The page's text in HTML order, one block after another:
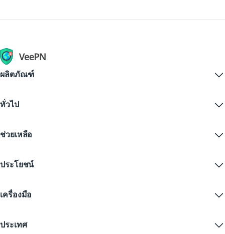
ผลิตภัณฑ์
VPN for macOS
iOS VPN
Firefox
VPN ฟรี
ทั่วไป
ดาวน์โหลด VPN
ราคา
ส่วนลดนักเรียน
บล็อก
ช่วยเหลือ
ติดต่อเรา
นโยบายความเป็นส่วนตัว
การตั้งค่าคุกกี้
ประโยชน์
ความเป็นส่วนตัวทางอินเทอร์เน็ต
IP ไม่ระบุตัวตน
เครื่องมือ
ซ่อน IP ของคุณ
ประเทศ